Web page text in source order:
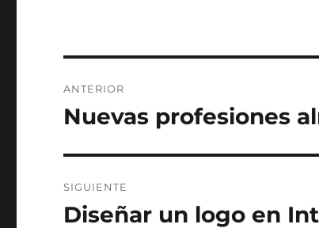
de
ANTERIOR
Entrada
Nuevas profesiones
SIGUIENTE
Entrada
Diseñar un logo en